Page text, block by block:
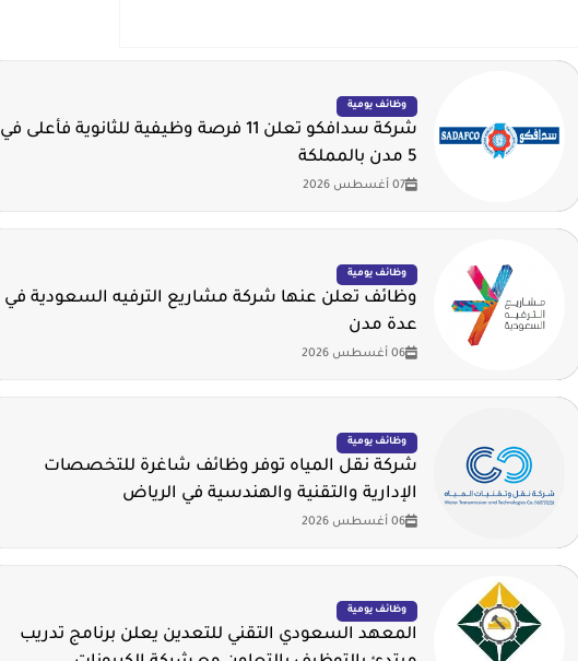
وظائف يومية
شركة سدافكو تعلن 11 فرصة وظيفية للثانوية فأعلى في
5 مدن بالمملكة
07 أغسطس 2026
وظائف يومية
وظائف تعلن عنها شركة مشاريع الترفيه السعودية في
عدة مدن
06 أغسطس 2026
وظائف يومية
شركة نقل المياه توفر وظائف شاغرة للتخصصات
الإدارية والتقنية والهندسية في الرياض
06 أغسطس 2026
وظائف يومية
المعهد السعودي التقني للتعدين يعلن برنامج تدريب